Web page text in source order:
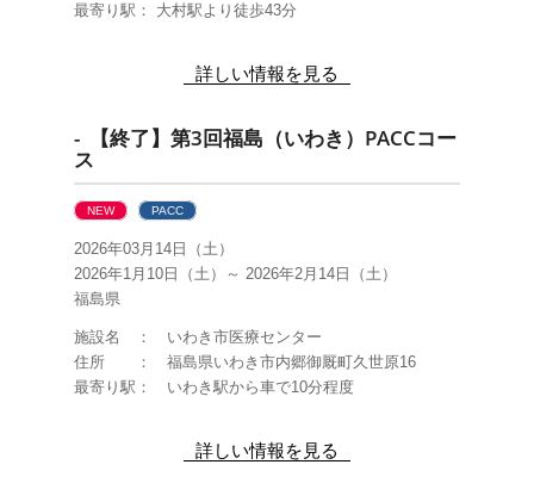
最寄り駅： 大村駅より徒歩43分
詳しい情報を見る
- 【終了】第3回福島（いわき）PACCコー
ス
NEW PACC
2026年03月14日（土）
2026年1月10日（土）～ 2026年2月14日（土）
福島県
施設名 ： いわき市医療センター
住所 ： 福島県いわき市内郷御厩町久世原16
最寄り駅： いわき駅から車で10分程度
詳しい情報を見る